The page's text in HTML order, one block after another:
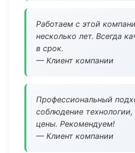
Работаем с этой
несколько лет. Всегда
в срок.
— Клиент компании
Профессиональный
соблюдение технологии,
цены. Рекомендуем!
— Клиент компании